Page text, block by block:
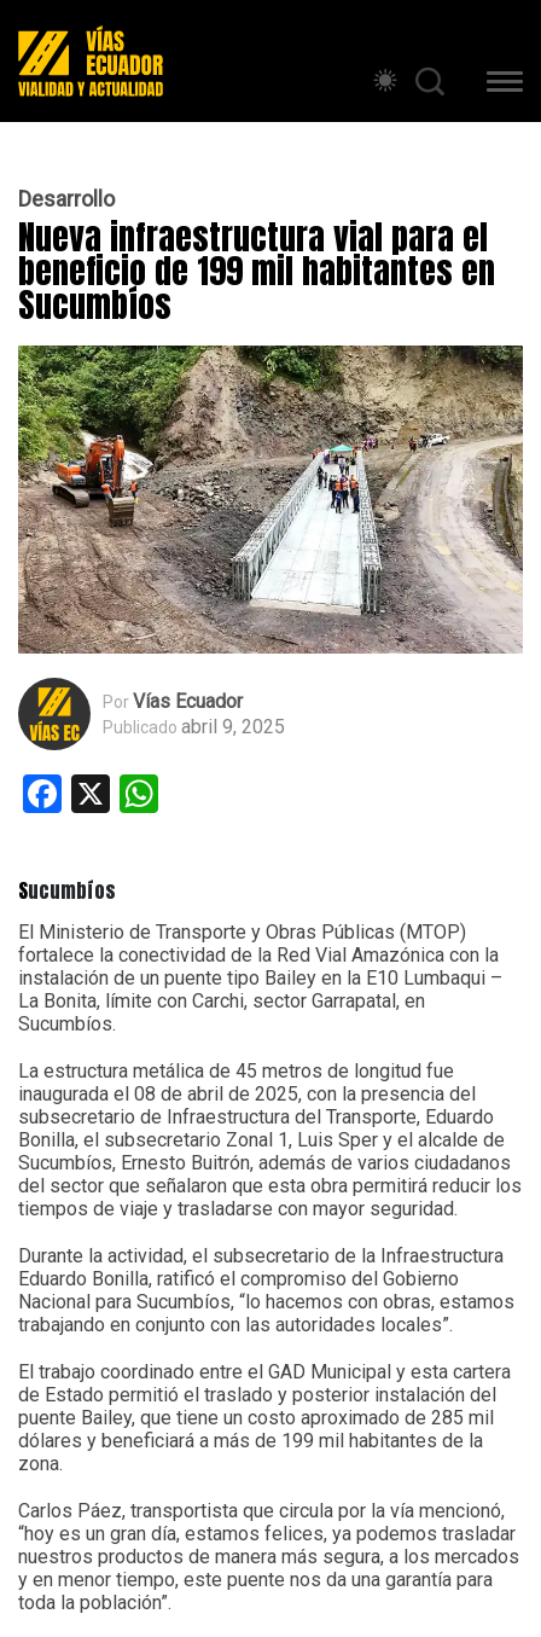
Desarrollo
Nueva infraestructura vial para el
beneficio de 199 mil habitantes en
Sucumbíos
PorVías Ecuador
Publicado abril 9, 2025
Facebook
X
Sucumbíos
El Ministerio de Transporte y Obras Públicas (MTOP)
fortalece la conectividad de la Red Vial Amazónica con la
instalación de un puente tipo Bailey en la E10 Lumbaqui –
La Bonita, límite con Carchi, sector Garrapatal, en
Sucumbíos.
La estructura metálica de 45 metros de longitud fue
inaugurada el 08 de abril de 2025, con la presencia del
subsecretario de Infraestructura del Transporte, Eduardo
Bonilla, el subsecretario Zonal 1, Luis Sper y el alcalde de
Sucumbíos, Ernesto Buitrón, además de varios ciudadanos
del sector que señalaron que esta obra permitirá reducir los
tiempos de viaje y trasladarse con mayor seguridad.
Durante la actividad, el subsecretario de la Infraestructura
Eduardo Bonilla, ratificó el compromiso del Gobierno
Nacional para Sucumbíos, “lo hacemos con obras, estamos
trabajando en conjunto con las autoridades locales”.
El trabajo coordinado entre el GAD Municipal y esta cartera
de Estado permitió el traslado y posterior instalación del
puente Bailey, que tiene un costo aproximado de 285 mil
dólares y beneficiará a más de 199 mil habitantes de la
zona.
Carlos Páez, transportista que circula por la vía mencionó,
“hoy es un gran día, estamos felices, ya podemos trasladar
nuestros productos de manera más segura, a los mercados
y en menor tiempo, este puente nos da una garantía para
toda la población”.